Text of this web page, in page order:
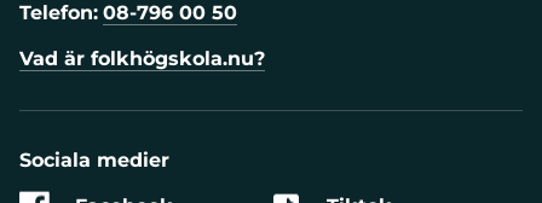
Telefon: 08-796 00 50
Vad är folkhögskola.nu?
Sociala medier